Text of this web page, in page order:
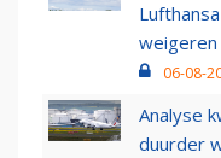
weigeren
06-08-
Analyse
duurder